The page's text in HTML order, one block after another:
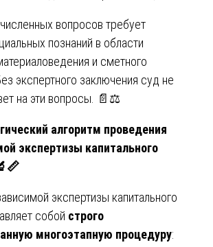
вопросов требует
познаний в области
и сметного
экспертного заключения суд не
на эти вопросы. 📄⚖️
алгоритм проведения
экспертизы капитального
экспертизы капитального
собой строго
многоэтапную процедуру: